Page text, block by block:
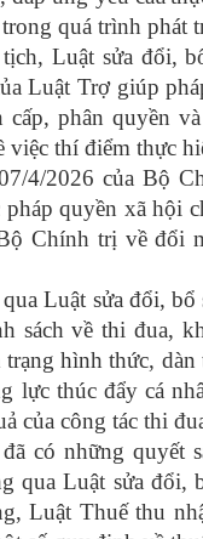
trong quá trình phát
Luật sửa đổi,
Luật Trợ giúp
cấp, phân quyền
việc thí điểm thực
4/2026 của Bộ
quyền xã hội
Chính trị về đổi
quaLuật sửa đổi, bổ
sách về thi đua,
hình thức,
thúc đẩy cá
của công tác thi
có những quyết
quaLuật sửa đổi,
Luật Thuế thu